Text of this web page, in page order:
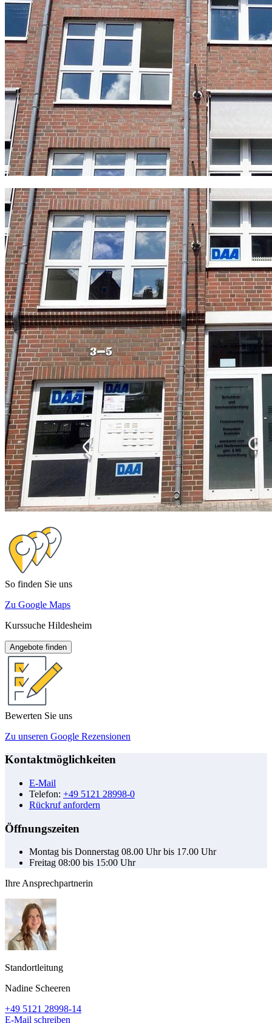
So finden Sie uns
Zu Google Maps
Kurssuche Hildesheim
Angebote finden
Bewerten Sie uns
Zu unseren Google Rezensionen
Kontaktmöglichkeiten
E-Mail
Telefon: +49 5121 28998-0
Rückruf anfordern
Öffnungszeiten
Montag bis Donnerstag 08.00 Uhr bis 17.00 Uhr
Freitag 08:00 bis 15:00 Uhr
Ihre Ansprechpartnerin
Standortleitung
Nadine Scheeren
+49 5121 28998-14
E-Mail schreiben